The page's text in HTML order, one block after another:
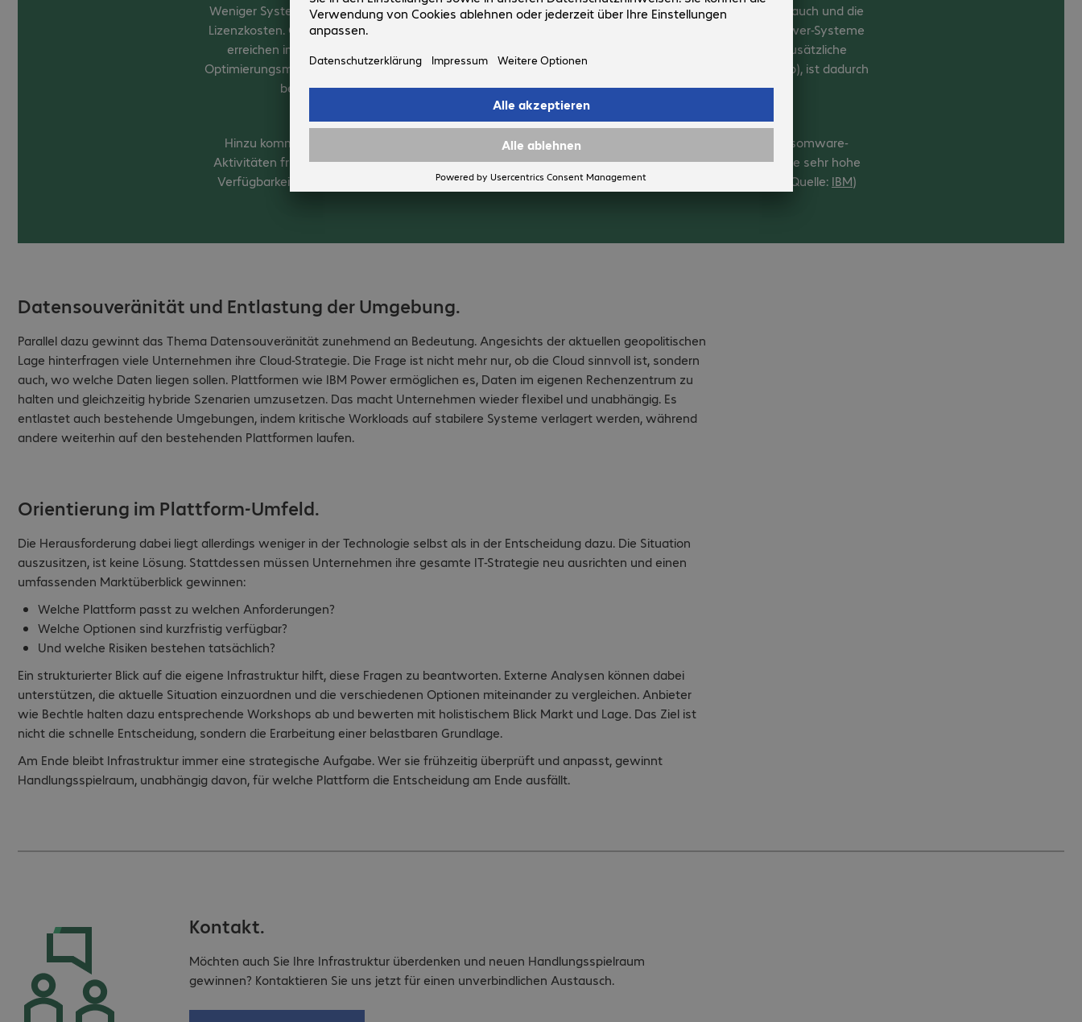
Weniger Systeme übernehmen mehr Aufgaben. Das reduziert den Betriebsaufwand, den Energieverbrauch und die
Lizenzkosten. Gleichzeitig bleibt die Performance hoch. Auch wirtschaftlich kann sich das auswirken. Power-Systeme
erreichen im Vergleich zu x86-Plattformen eine doppelt so hohe Performance pro Watt und bieten zusätzliche
Optimierungsmodi für weniger lastintensive Workloads. Dadurch sinkt die TCO (Total Cost of Ownership), ist dadurch
besser, die Übersicht steigt und Ressourcen lassen sich effizienter einsetzen. (Quelle:IBM
Hinzu kommen Sicherheitsaspekte: In IBM Power11-Servern integrierte Mechanismen erkennen Ransomware-
Aktivitäten frühzeitig und ermöglichen automatisierte Reaktionen. Gleichzeitig ist die Plattform auf eine sehr hohe
Verfügbarkeit ausgelegt – bis zu 99,9999 Prozent. Für kritische Anwendungen ist das entscheidend. (Quelle: IBM)
Datensouveränität und Entlastung der Umgebung.
Parallel dazu gewinnt das Thema Datensouveränität zunehmend an Bedeutung. Angesichts der aktuellen geopolitischen
Lage hinterfragen viele Unternehmen ihre Cloud-Strategie. Die Frage ist nicht mehr nur, ob die Cloud sinnvoll ist, sondern
auch, wo welche Daten liegen sollen. Plattformen wie IBM Power ermöglichen es, Daten im eigenen Rechenzentrum zu
halten und gleichzeitig hybride Szenarien umzusetzen. Das macht Unternehmen wieder flexibel und unabhängig. Es
entlastet auch bestehende Umgebungen, indem kritische Workloads auf stabilere Systeme verlagert werden, während
andere weiterhin auf den bestehenden Plattformen laufen.
Orientierung im Plattform-Umfeld.
Die Herausforderung dabei liegt allerdings weniger in der Technologie selbst als in der Entscheidung dazu. Die Situation
auszusitzen, ist keine Lösung. Stattdessen müssen Unternehmen ihre gesamte IT-Strategie neu ausrichten und einen
umfassenden Marktüberblick gewinnen:
Welche Plattform passt zu welchen Anforderungen?
Welche Optionen sind kurzfristig verfügbar?
Und welche Risiken bestehen tatsächlich?
Ein strukturierter Blick auf die eigene Infrastruktur hilft, diese Fragen zu beantworten. Externe Analysen können dabei
unterstützen, die aktuelle Situation einzuordnen und die verschiedenen Optionen miteinander zu vergleichen. Anbieter
wie Bechtle halten dazu entsprechende Workshops ab und bewerten mit holistischem Blick Markt und Lage. Das Ziel ist
nicht die schnelle Entscheidung, sondern die Erarbeitung einer belastbaren Grundlage.
Am Ende bleibt Infrastruktur immer eine strategische Aufgabe. Wer sie frühzeitig überprüft und anpasst, gewinnt
Handlungsspielraum, unabhängig davon, für welche Plattform die Entscheidung am Ende ausfällt.
Kontakt.
Möchten auch Sie Ihre Infrastruktur überdenken und neuen Handlungsspielraum
gewinnen? Kontaktieren Sie uns jetzt für einen unverbindlichen Austausch.